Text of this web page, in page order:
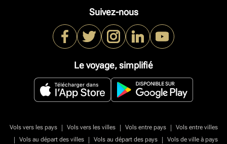
Suivez-nous
Le voyage, simplifié
Vols vers les pays | Vols vers les villes | Vols entre pays |
Vols entre villes
|
Vols au départ des villes | Vols au départ des pays | Vols de ville à pays